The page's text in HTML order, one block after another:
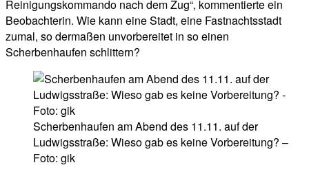
Reinigungskommando nach dem Zug“, kommentierte ein
Beobachterin. Wie kann eine Stadt, eine Fastnachtsstadt
zumal, so dermaßen unvorbereitet in so einen
Scherbenhaufen schlittern?
Scherbenhaufen am Abend des 11.11. auf der
Ludwigsstraße: Wieso gab es keine Vorbereitung? –
Foto: gik